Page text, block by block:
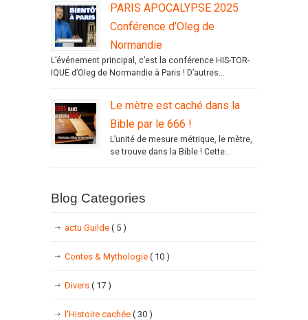
PARIS APOCALYPSE 2025
Conférence d’Oleg de
Normandie
L’événement principal, c’est la conférence HIS-TOR-
IQUE d’Oleg de Normandie à Paris ! D’autres...
Le mètre est caché dans la
Bible par le 666 !
L’unité de mesure métrique, le mètre,
se trouve dans la Bible ! Cette...
Blog Categories
actu Guilde ( 5 )
Contes & Mythologie ( 10 )
Divers ( 17 )
l'Histoire cachée ( 30 )